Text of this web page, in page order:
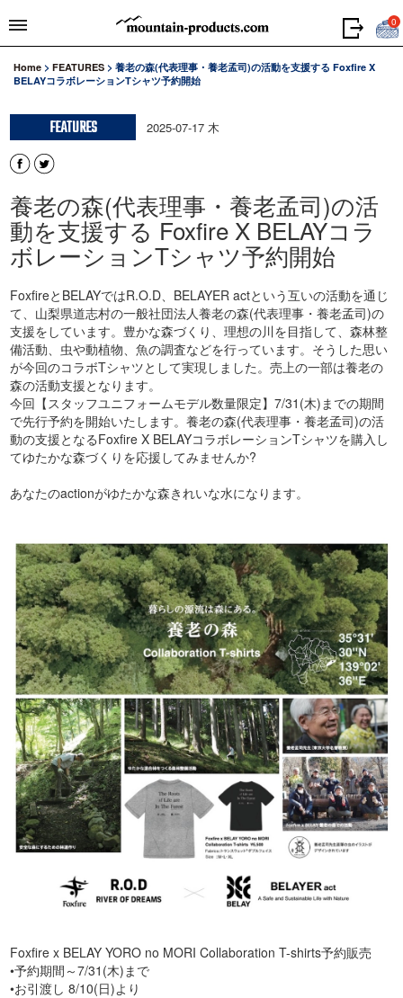
0
Home > FEATURES > 養老の森(代表理事・養老孟司)の活動を支援する Foxfire X
BELAYコラボレーションTシャツ予約開始
FEATURES 2025-07-17 木
養老の森(代表理事・養老孟司)の活
動を支援する Foxfire X BELAYコラ
ボレーションTシャツ予約開始
FoxfireとBELAYではR.O.D、BELAYER actという互いの活動を通じ
て、山梨県道志村の一般社団法人養老の森(代表理事・養老孟司)の
支援をしています。豊かな森づくり、理想の川を目指して、森林整
備活動、虫や動植物、魚の調査などを行っています。そうした思い
が今回のコラボTシャツとして実現しました。売上の一部は養老の
森の活動支援となります。
今回【スタッフユニフォームモデル数量限定】7/31(木)までの期間
で先行予約を開始いたします。養老の森(代表理事・養老孟司)の活
動の支援となるFoxfire X BELAYコラボレーションTシャツを購入し
てゆたかな森づくりを応援してみませんか?
あなたのactionがゆたかな森きれいな水になります。
Foxfire x BELAY YORO no MORI Collaboration T-shirts予約販売
•予約期間～7/31(木)まで
•お引渡し 8/10(日)より